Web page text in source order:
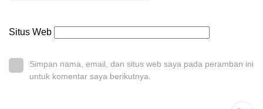
Situs Web
Simpan nama, email, dan situs web saya pada peramban ini
untuk komentar saya berikutnya.